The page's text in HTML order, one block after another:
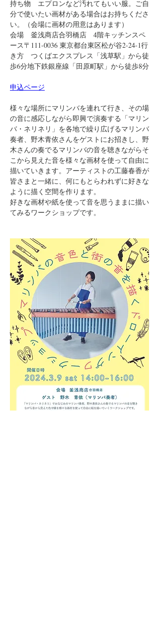
持ち物　エプロンなど汚れてもいい服。ご自
分で使いたい画材がある場合はお持ちくださ
い。（会場に画材の用意はあります）
会場　釜浅商店合羽橋店　4階キッチンスペ
ース〒111-0036 東京都台東区松が谷2-24-1行
き方　つくばエクスプレス「浅草駅」から徒
歩6分地下鉄銀座線「田原町駅」から徒歩8分
申込ページ
様々な場所にマリンバを連れて行き、その場
の音に感応しながら即興で演奏する「マリン
バ・ネリネリ」を各地で繰り広げるマリンバ
奏者、野木青依さんをゲストにお招きし、野
木さんの奏でるマリンバの音を聴きながらそ
こから見えた音を様々な画材を使って自由に
描いていきます。アーティストの工藤春香が
皆さまと一緒に、何にもとらわれずに好きな
ように描く空間を作ります。
好きな画材や紙を使って音を思うままに描い
てみるワークショップです。